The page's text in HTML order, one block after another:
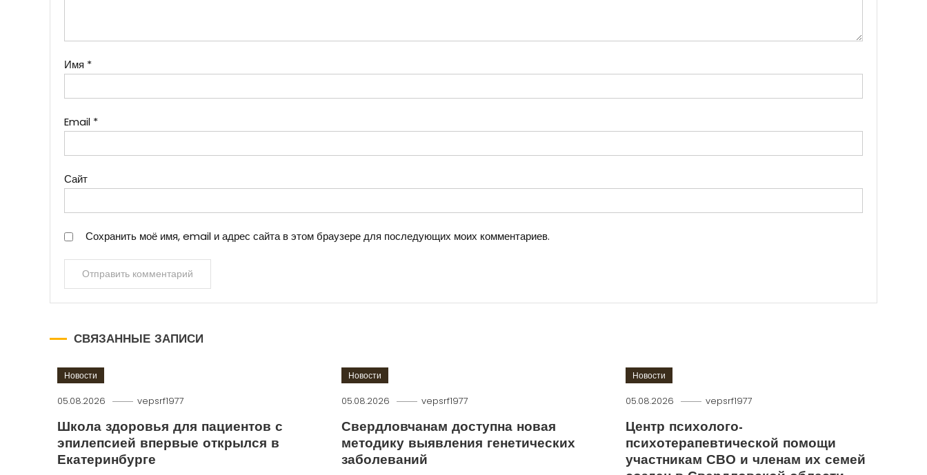
Имя *
Email *
Сайт
Сохранить моё имя, email и адрес сайта в этом браузере для последующих моих комментариев.
СВЯЗАННЫЕ ЗАПИСИ
Новости
05.08.2026 vepsrf1977
Школа здоровья для пациентов с
эпилепсией впервые открылся в
Екатеринбурге
Новости
05.08.2026 vepsrf1977
Свердловчанам доступна новая
методику выявления генетических
заболеваний
Новости
05.08.2026 vepsrf1977
Центр психолого-
психотерапевтической помощи
участникам СВО и членам их семей